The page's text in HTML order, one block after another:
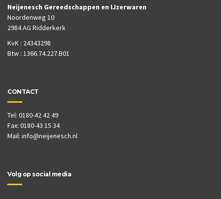
Neijenesch Gereedschappen en IJzerwaren
Noordenweg 10
2984 AG Ridderkerk
KvK : 24343298
Btw : 1366.74.227.B01
CONTACT
Tel: 0180-42 42 49
Fax: 0180-43 15 34
Mail: info@neijenesch.nl
Volg op social media